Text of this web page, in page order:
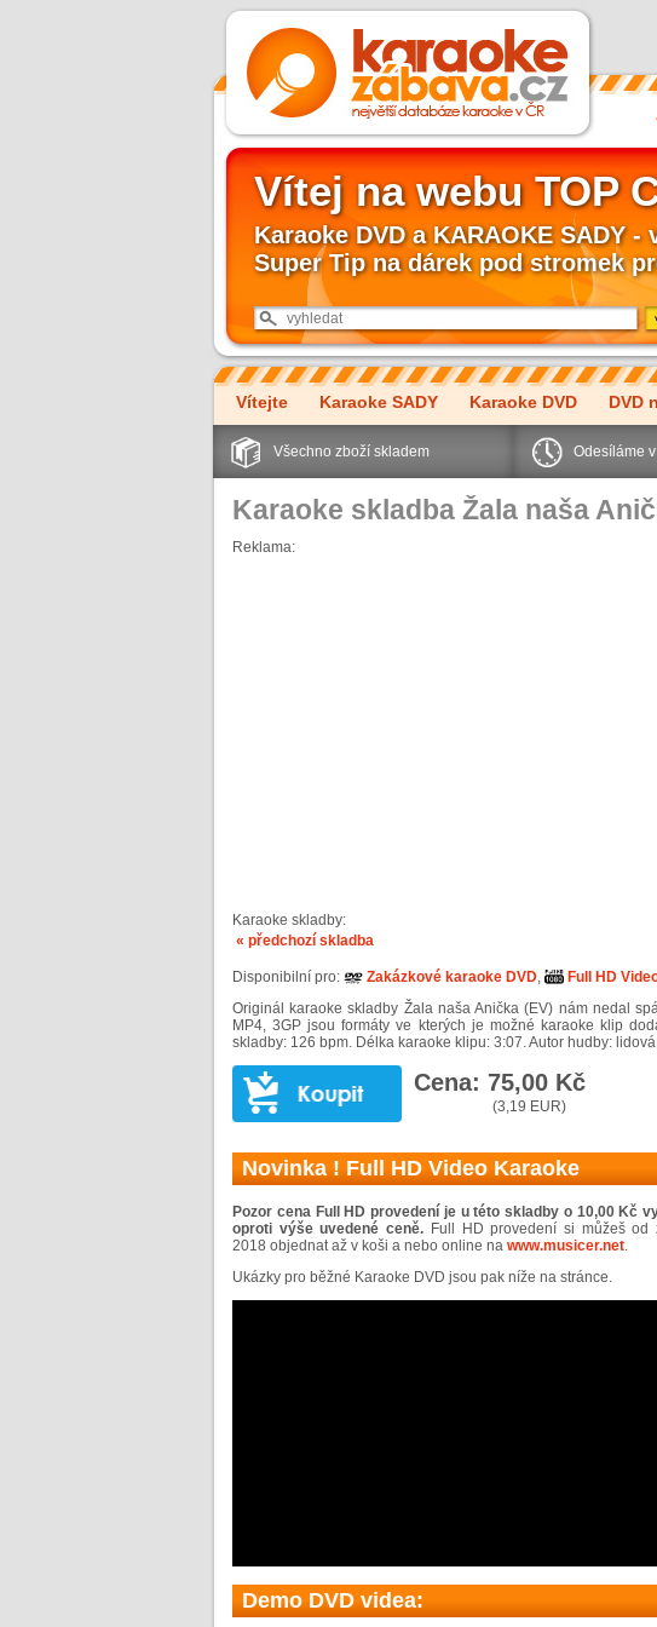
Vítej na webu TOP
Karaoke DVD a KARAOKE SADY
Super Tip na dárek pod stromek
Vítejte Karaoke SADY Karaoke DVD DVD
Všechno zboží skladem Odesíláme
Karaoke skladba Žala naša
Reklama:
Karaoke skladby:
« předchozí skladba
Disponibilní pro: Zakázkové karaoke DVD, Full HD
Originál karaoke skladby Žala naša Anička (EV) nám nedal
MP4, 3GP jsou formáty ve kterých je možné karaoke klip
skladby: 126 bpm. Délka karaoke klipu: 3:07. Autor hudby:
Cena: 75,00 Kč
(3,19 EUR)
Novinka ! Full HD Video Karaoke
Pozor cena Full HD provedení je u této skladby o 10,00 Kč
oproti výše uvedené ceně. Full HD provedení si můžeš od
2018 objednat až v koši a nebo online na www.musicer.net.
Ukázky pro běžné Karaoke DVD jsou pak níže na stránce.
Demo DVD videa: